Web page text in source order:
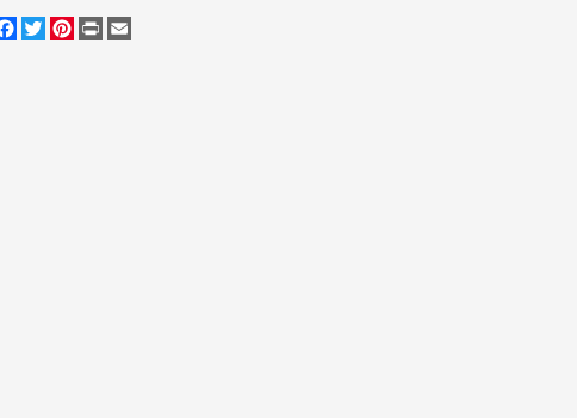
Facebook
TwitterPinterest
Print